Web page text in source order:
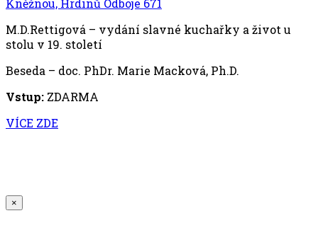
Kněžnou, Hrdinů Odboje 671
M.D.Rettigová – vydání slavné kuchařky a život u
stolu v 19. století
Beseda – doc. PhDr. Marie Macková, Ph.D.
Vstup: ZDARMA
VÍCE ZDE
×